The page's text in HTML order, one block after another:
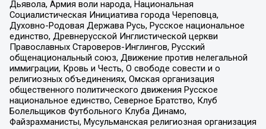
Дьявола, Армия воли народа, Национальная
Социалистическая Инициатива города Череповца,
Духовно-Родовая Держава Русь, Русское национальное
единство, Древнерусской Инглистической церкви
Православных Староверов-Инглингов, Русский
общенациональный союз, Движение против нелегальной
иммиграции, Кровь и Честь, О свободе совести и о
религиозных объединениях, Омская организация
общественного политического движения Русское
национальное единство, Северное Братство, Клуб
Болельщиков Футбольного Клуба Динамо,
Файзрахманисты, Мусульманская религиозная организация